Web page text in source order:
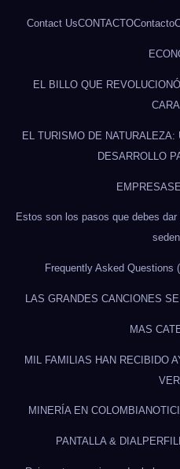
Contact UsCONTACTOContacto
EL BILLO QUE
EL TURISMO DE NATURALEZA:
DESARROLLO
EMPRESAS
Estos son los pasos que debes
Frequently Asked Questions
LAS GRANDES CANCIONES
MAS
MIL FAMILIAS HAN RECIBIDO
MINERÍA EN COLOMBIA
PANTALLA & DIAL